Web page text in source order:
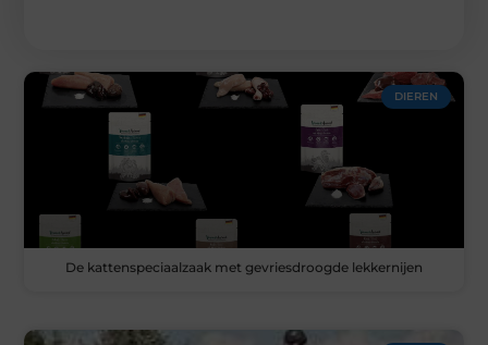
DIEREN
De kattenspeciaalzaak met gevriesdroogde lekkernijen